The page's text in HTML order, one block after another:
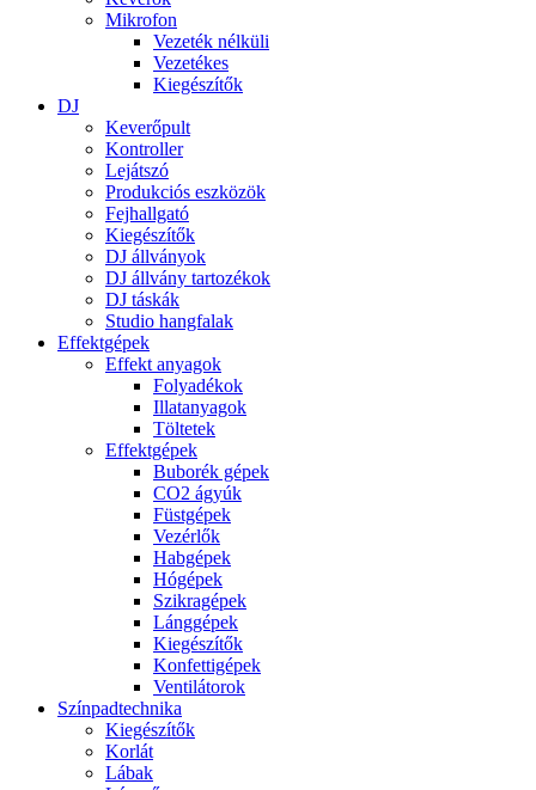
Mikrofon
Vezeték nélküli
Vezetékes
Kiegészítők
DJ
Keverőpult
Kontroller
Lejátszó
Produkciós eszközök
Fejhallgató
Kiegészítők
DJ állványok
DJ állvány tartozékok
DJ táskák
Studio hangfalak
Effektgépek
Effekt anyagok
Folyadékok
Illatanyagok
Töltetek
Effektgépek
Buborék gépek
CO2 ágyúk
Füstgépek
Vezérlők
Habgépek
Hógépek
Szikragépek
Lánggépek
Kiegészítők
Konfettigépek
Ventilátorok
Színpadtechnika
Kiegészítők
Korlát
Lábak